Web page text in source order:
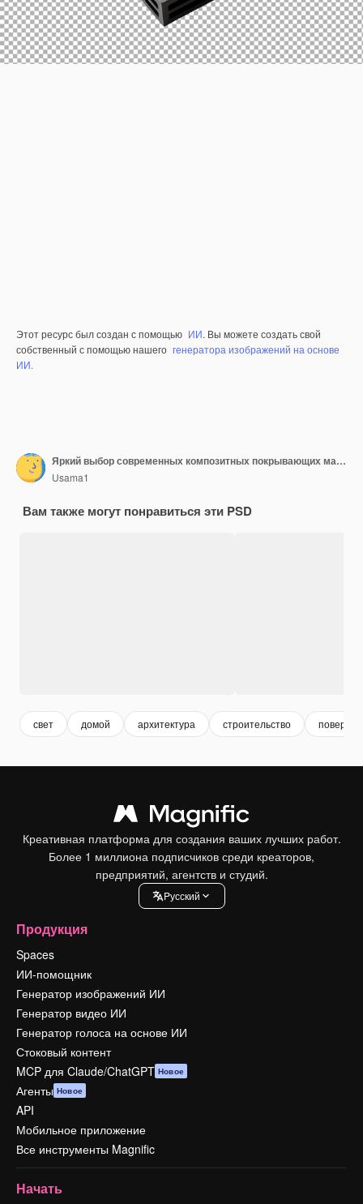
Этот ресурс был создан с помощью ИИ. Вы можете создать свой
собственный с помощью нашего генератора изображений на основе
ИИ.
Яркий выбор современных композитных покрывающих материалов, отображаемых в естественном свете для наружных ремонтных проектов на белом или прозрачном фоне PNG
Usama1
Вам также могут понравиться эти PSD
свет домой архитектура строительство
Креативная платформа для создания ваших лучших работ.
Более 1 миллиона подписчиков среди креаторов,
предприятий, агентств и студий.
Pусский
Продукция
Spaces
ИИ-помощник
Генератор изображений ИИ
Генератор видео ИИ
Генератор голоса на основе ИИ
Стоковый контент
MCP для Claude/ChatGPT Новое
Агенты Новое
API
Мобильное приложение
Все инструменты Magnific
Начать